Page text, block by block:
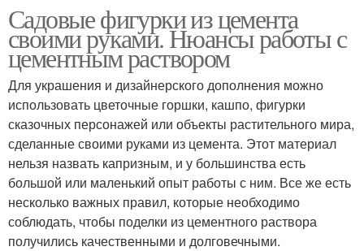
Садовые фигурки из цемента
своими руками. Нюансы работы с
цементным раствором
Для украшения и дизайнерского дополнения можно
использовать цветочные горшки, кашпо, фигурки
сказочных персонажей или объекты растительного мира,
сделанные своими руками из цемента. Этот материал
нельзя назвать капризным, и у большинства есть
большой или маленький опыт работы с ним. Все же есть
несколько важных правил, которые необходимо
соблюдать, чтобы поделки из цементного раствора
получились качественными и долговечными.